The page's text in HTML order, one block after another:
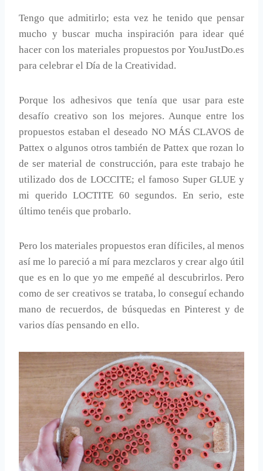
Tengo que admitirlo; esta vez he tenido que pensar
mucho y buscar mucha inspiración para idear qué
hacer con los materiales propuestos por YouJustDo.es
para celebrar el Día de la Creatividad.
Porque los adhesivos que tenía que usar para este
desafío creativo son los mejores. Aunque entre los
propuestos estaban el deseado NO MÁS CLAVOS de
Pattex o algunos otros también de Pattex que rozan lo
de ser material de construcción, para este trabajo he
utilizado dos de LOCCITE; el famoso Super GLUE y
mi querido LOCTITE 60 segundos. En serio, este
último tenéis que probarlo.
Pero los materiales propuestos eran díficiles, al menos
así me lo pareció a mí para mezclaros y crear algo útil
que es en lo que yo me empeñé al descubrirlos. Pero
como de ser creativos se trataba, lo conseguí echando
mano de recuerdos, de búsquedas en Pinterest y de
varios días pensando en ello.